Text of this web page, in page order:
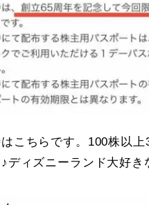
こちらです。100株以
ディズニーランド大好